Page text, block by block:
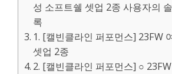
성 소프트쉘 셋업 2종 사용자의
록
1. [캘빈클라인 퍼포먼스] 23FW
셋업 2종
2. [캘빈클라인 퍼포먼스] ○